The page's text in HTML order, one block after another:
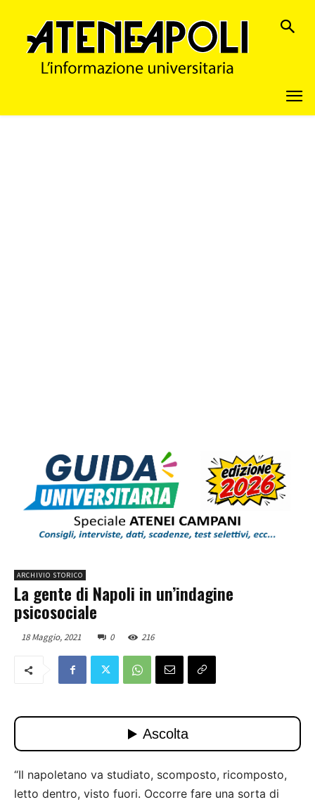
ARCHIVIO STORICO
La gente di Napoli in un’indagine
psicosociale
18 Maggio, 2021 0 216
“Il napoletano va studiato, scomposto, ricomposto,
letto dentro, visto fuori. Occorre fare una sorta di